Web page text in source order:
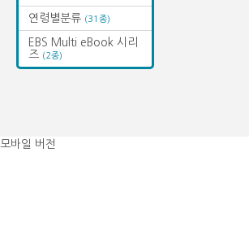
연령별분류 (31종)
EBS Multi eBook 시리
즈 (2종)
모바일 버전